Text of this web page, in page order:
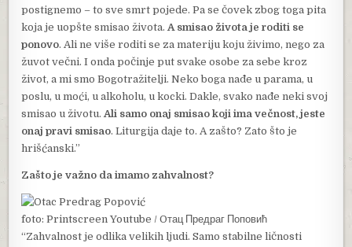
postignemo – to sve smrt pojede. Pa se čovek zbog toga pita
koja je uopšte smisao života.A smisao života je roditi se
ponovo. Ali ne više roditi se za materiju koju živimo, nego za
žuvot večni. I onda počinje put svake osobe za sebe kroz
život, a mi smo Bogotražitelji. Neko boga nađe u parama, u
poslu, u moći, u alkoholu, u kocki. Dakle, svako nađe neki svoj
smisao u životu.Ali samo onaj smisao koji ima večnost, jeste
onaj pravi smisao. Liturgija daje to. A zašto? Zato što je
hrišćanski.”
Zašto je važno da imamo zahvalnost?
foto: Printscreen Youtube / Oтац Предраг Поповић
“Zahvalnost je odlika velikih ljudi. Samo stabilne ličnosti